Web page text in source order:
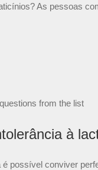
As pessoas
à
possível conviver